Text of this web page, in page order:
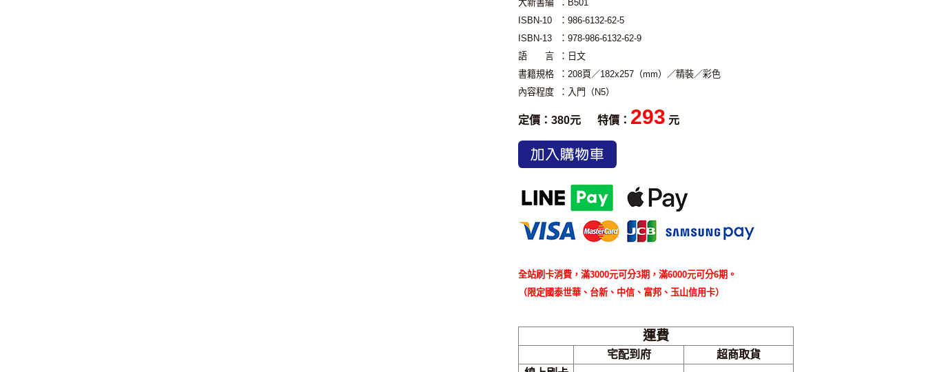
大新書編
：B501
ISBN-10
：986-6132-62-5
ISBN-13
：978-986-6132-62-9
語 言
：日文
書籍規格
：208頁／182x257（mm）／精裝／彩色
內容程度
：入門（N5）
定價：380元 特價： 293 元
全站刷卡消費，滿3000元可分3期，滿6000元可分6期。
（限定國泰世華、台新、中信、富邦、玉山信用卡）
運費
宅配到府
超商取貨